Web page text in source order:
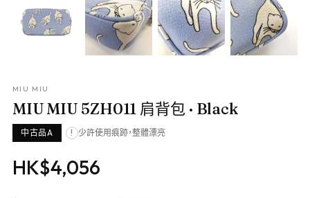
MIU MIU
MIU MIU 5ZH011 肩背包 · Black
中古品A ! 少許使用痕跡，整體漂亮
HK$4,056